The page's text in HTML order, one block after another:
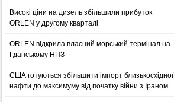
Високі ціни на дизель збільшили прибуток
ORLEN у другому кварталі
ORLEN відкрила власний морський термінал на
Гданському НПЗ
США готуються збільшити імпорт близькосхідної
нафти до максимуму від початку війни з Іраном